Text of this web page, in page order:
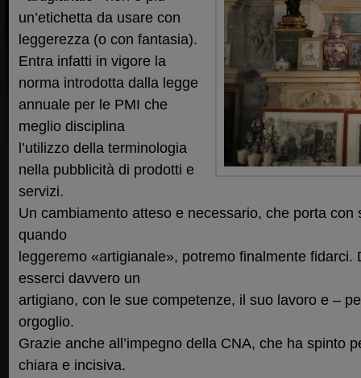
un’etichetta da usare con
leggerezza (o con fantasia).
Entra infatti in vigore la
norma introdotta dalla legge
annuale per le PMI che
meglio disciplina
l’utilizzo della terminologia
nella pubblicità di prodotti e
servizi.
Un cambiamento atteso e necessario, che porta
quando
leggeremo «artigianale», potremo finalmente fidarci.
esserci davvero un
artigiano, con le sue competenze, il suo lavoro e –
orgoglio.
Grazie anche all’impegno della CNA, che ha spinto
chiara e incisiva.